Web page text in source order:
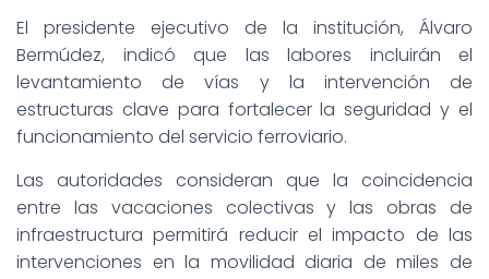
El presidente ejecutivo de la institución, Álvaro
Bermúdez, indicó que las labores incluirán el
levantamiento de vías y la intervención de
estructuras clave para fortalecer la seguridad y el
funcionamiento del servicio ferroviario.
Las autoridades consideran que la coincidencia
entre las vacaciones colectivas y las obras de
infraestructura permitirá reducir el impacto de las
intervenciones en la movilidad diaria de miles de